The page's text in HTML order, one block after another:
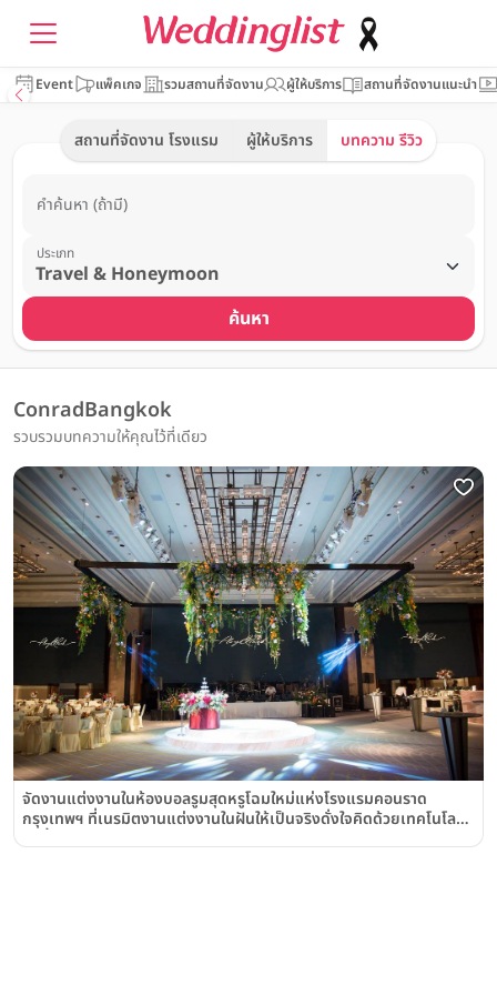
Event แพ็คเกจ รวมสถานที่จัดงาน ผู้ให้บริการ สถานที่จัดงานแนะนำ
สถานที่จัดงาน โรงแรม ผู้ให้บริการ บทความ รีวิว
คำค้นหา (ถ้ามี)
ประเภท
ค้นหา
ConradBangkok
รวบรวมบทความให้คุณไว้ที่เดียว
จัดงานแต่งงานในห้องบอลรูมสุดหรูโฉมใหม่แห่งโรงแรมคอนราด
กรุงเทพฯ ที่เนรมิตงานแต่งงานในฝันให้เป็นจริงดั่งใจคิดด้วยเทคโนโลยี